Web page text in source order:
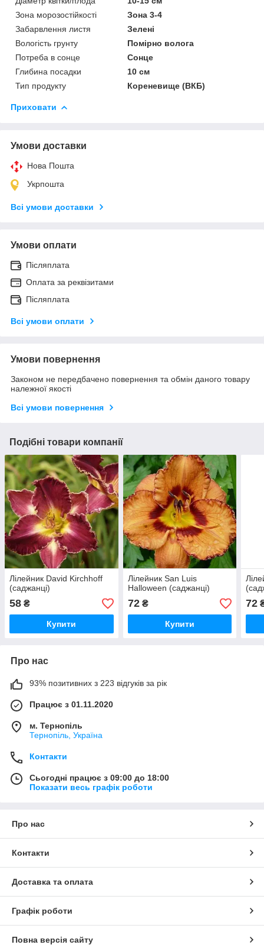
Зона морозостійкості
Зона 3-4
Забарвлення листя
Зелені
Вологість грунту
Помірно волога
Потреба в сонце
Сонце
Глибина посадки
10 см
Тип продукту
Кореневище (ВКБ)
Приховати
Умови доставки
Нова Пошта
Укрпошта
Всі умови доставки
Умови оплати
Післяплата
Оплата за реквізитами
Післяплата
Всі умови оплати
Умови повернення
Законом не передбачено повернення та обмін даного товару
належної якості
Всі умови повернення
Подібні товари компанії
Лілейник David Kirchhoff
(саджанці)
58 ₴
Купити
Лілейник San Luis
Halloween (саджанці)
72₴
Купити
72
Про нас
93% позитивних з 223 відгуків за рік
Працює з 01.11.2020
м. Тернопіль
Тернопіль, Україна
Контакти
Сьогодні працює з 09:00 до 18:00
Показати весь графік роботи
Про нас
Контакти
Доставка та оплата
Графік роботи
Повна версія сайту